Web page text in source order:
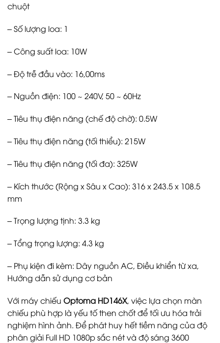
chuột
– Số lượng loa: 1
– Công suất loa: 10W
– Độ trễ đầu vào: 16,00ms
– Nguồn điện: 100 ~ 240V, 50 ~ 60Hz
– Tiêu thụ điện năng (chế độ chờ): 0.5W
– Tiêu thụ điện năng (tối thiểu): 215W
– Tiêu thụ điện năng (tối đa): 325W
– Kích thước (Rộng x Sâu x Cao): 316 x 243.5 x 108.5
mm
– Trọng lượng tịnh: 3.3 kg
– Tổng trọng lượng: 4.3 kg
– Phụ kiện đi kèm: Dây nguồn AC, Điều khiển từ xa,
Hướng dẫn sử dụng cơ bản
Với máy chiếu Optoma HD146X, việc lựa chọn màn
chiếu phù hợp là yếu tố then chốt để tối ưu hóa trải
nghiệm hình ảnh. Để phát huy hết tiềm năng của độ
phân giải Full HD 1080p sắc nét và độ sáng 3600